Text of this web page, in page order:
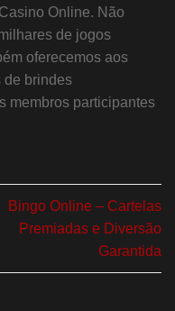
Online. Não
de jogos
oferecemos aos
de brindes
membros participantes
Bingo Online – Cartelas
Premiadas e Diversão
Garantida